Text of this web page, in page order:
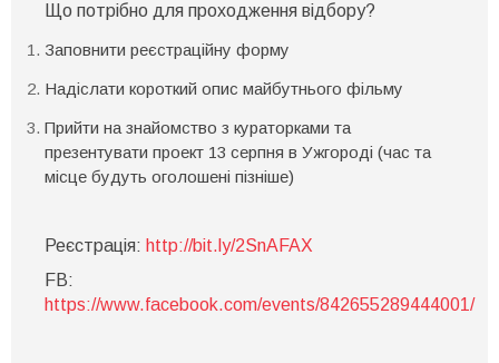
Що потрібно для проходження відбору?
Заповнити реєстраційну форму
Надіслати короткий опис майбутнього фільму
Прийти на знайомство з кураторками та
презентувати проект 13 серпня в Ужгороді (час та
місце будуть оголошені пізніше)
Реєстрація: http://bit.ly/2SnAFAX
FB:
https://www.facebook.com/events/842655289444001/